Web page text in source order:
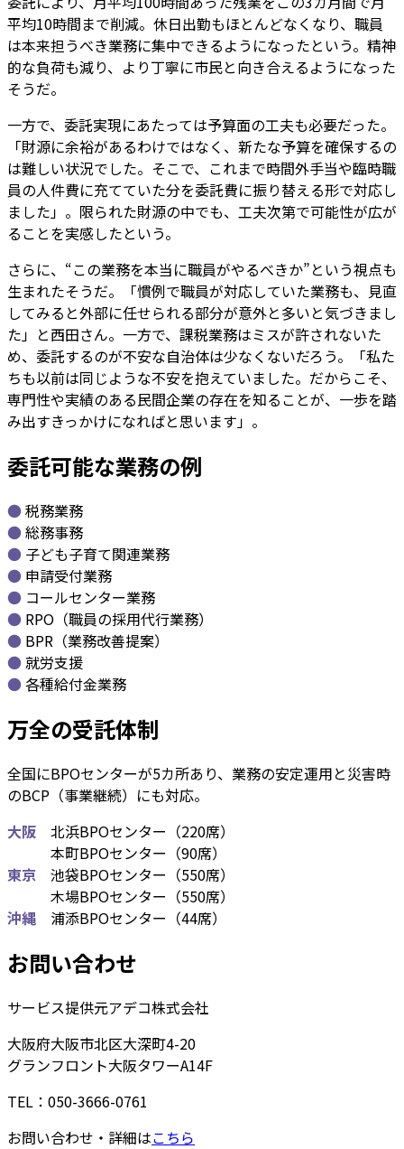
平均10時間まで削減。休日出勤もほとんどなくなり、職員
は本来担うべき業務に集中できるようになったという。精神
的な負荷も減り、より丁寧に市民と向き合えるようになった
そうだ。
一方で、委託実現にあたっては予算面の工夫も必要だった。
「財源に余裕があるわけではなく、新たな予算を確保するの
は難しい状況でした。そこで、これまで時間外手当や臨時職
員の人件費に充てていた分を委託費に振り替える形で対応し
ました」。限られた財源の中でも、工夫次第で可能性が広が
ることを実感したという。
さらに、“この業務を本当に職員がやるべきか”という視点も
生まれたそうだ。「慣例で職員が対応していた業務も、見直
してみると外部に任せられる部分が意外と多いと気づきまし
た」と西田さん。一方で、課税業務はミスが許されないた
め、委託するのが不安な自治体は少なくないだろう。「私た
ちも以前は同じような不安を抱えていました。だからこそ、
専門性や実績のある民間企業の存在を知ることが、一歩を踏
み出すきっかけになればと思います」。
委託可能な業務の例
●税務業務
●総務事務
● 子ども子育て関連業務
● 申請受付業務
● コールセンター業務
● RPO（職員の採用代行業務）
● BPR（業務改善提案）
●就労支援
●各種給付金業務
万全の受託体制
全国にBPOセンターが5カ所あり、業務の安定運用と災害時
のBCP（事業継続）にも対応。
大阪 北浜BPOセンター（220席）
本町BPOセンター（90席）
東京 池袋BPOセンター（550席）
木場BPOセンター（550席）
沖縄 浦添BPOセンター（44席）
お問い合わせ
サービス提供元アデコ株式会社
大阪府大阪市北区大深町4-20
グランフロント大阪タワーA14F
TEL：050-3666-0761
お問い合わせ・詳細はこちら